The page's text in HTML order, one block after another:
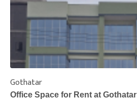
Gothatar
Office Space for Rent at Gothatar